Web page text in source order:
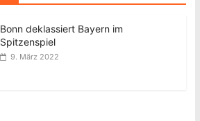
Bonn deklassiert Bayern im
Spitzenspiel
9. März 2022